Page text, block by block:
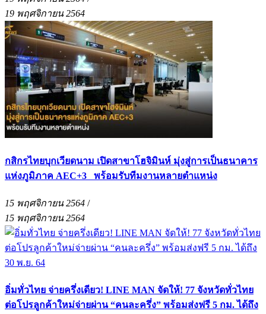
19 พฤศจิกายน 2564
กสิกรไทยบุกเวียดนาม เปิดสาขาโฮจิมินห์ มุ่งสู่การเป็นธนาคาร
แห่งภูมิภาค AEC+3 พร้อมรับทีมงานหลายตำแหน่ง
15 พฤศจิกายน 2564 /
15 พฤศจิกายน 2564
อิ่มทั่วไทย จ่ายครึ่งเดียว! LINE MAN จัดให้! 77 จังหวัดทั่วไทย
ต่อโปรลูกค้าใหม่จ่ายผ่าน “คนละครึ่ง” พร้อมส่งฟรี 5 กม. ได้ถึง